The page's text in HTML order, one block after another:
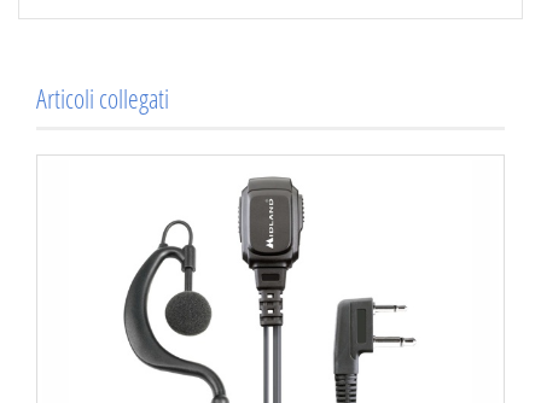
Articoli collegati